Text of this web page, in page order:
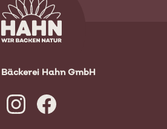
Hahn GmbH